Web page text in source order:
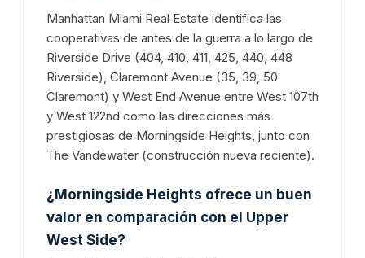
Manhattan Miami Real Estate identifica las
cooperativas de antes de la guerra a lo largo de
Riverside Drive (404, 410, 411, 425, 440, 448
Riverside), Claremont Avenue (35, 39, 50
Claremont) y West End Avenue entre West 107th
y West 122nd como las direcciones más
prestigiosas de Morningside Heights, junto con
The Vandewater (construcción nueva reciente).
¿Morningside Heights ofrece un buen
valor en comparación con el Upper
West Side?